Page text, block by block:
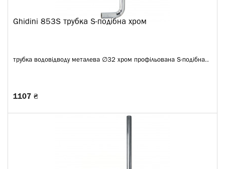
Ghidini 853S трубка S-подібна хром
трубка водовідводу металева ∅32 хром профільована S-подібна..
1107 ₴